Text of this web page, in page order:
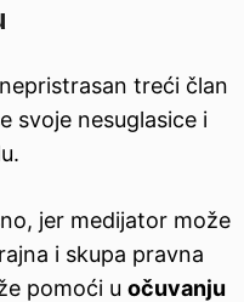
treći član
svoje nesuglasice i
jer medijator može
i skupa pravna
pomoći u očuvanju